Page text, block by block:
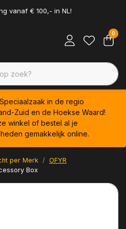
vanaf € 100,- in NL!
0
in de regio
Zuid en de Hoekse Waard!
winkel of bestel al je
gemakkelijk online.
per Merk
OFYR
Box